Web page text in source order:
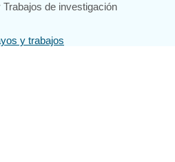
de investigación
y trabajos